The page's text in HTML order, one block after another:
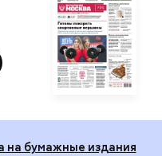
на бумажные издания